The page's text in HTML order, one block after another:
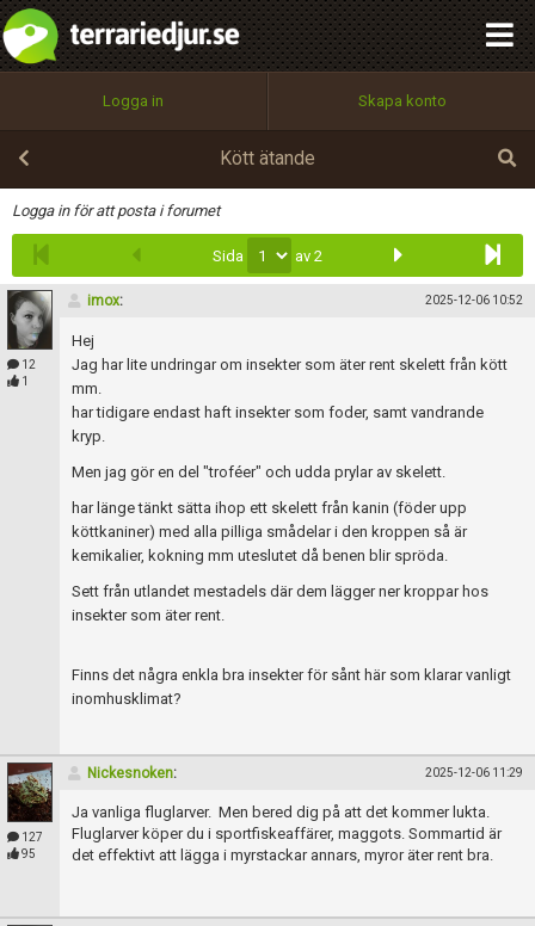
Logga in Skapa konto
Kött ätande
Logga in för att posta i forumet
Sida av 2
12
1
imox: 2025-12-06 10:52
Hej
Jag har lite undringar om insekter som äter rent skelett från kött
mm.
har tidigare endast haft insekter som foder, samt vandrande
kryp.
Men jag gör en del "troféer" och udda prylar av skelett.
har länge tänkt sätta ihop ett skelett från kanin (föder upp
köttkaniner) med alla pilliga smådelar i den kroppen så är
kemikalier, kokning mm uteslutet då benen blir spröda.
Sett från utlandet mestadels där dem lägger ner kroppar hos
insekter som äter rent.
Finns det några enkla bra insekter för sånt här som klarar vanligt
inomhusklimat?
127
95
Nickesnoken: 2025-12-06 11:29
Ja vanliga fluglarver. Men bered dig på att det kommer lukta.
Fluglarver köper du i sportfiskeaffärer, maggots. Sommartid är
det effektivt att lägga i myrstackar annars, myror äter rent bra.
Infoga
Utför
100%
OK
integritetspolicy
Namn:
Epost:
Användarnamn:
Lösenord:
Terms of Service
Skapa konto
Begär nytt lösenord
Tillbaka till förstasidan